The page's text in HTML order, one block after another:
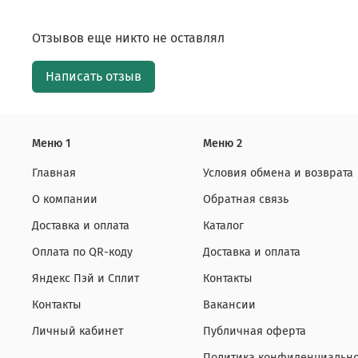
Отзывов еще никто не оставлял
Написать отзыв
Меню 1
Главная
О компании
Доставка и оплата
Оплата по QR-коду
Яндекс Пэй и Сплит
Контакты
Личный кабинет
Меню 2
Условия обмена и возврата
Обратная связь
Каталог
Доставка и оплата
Контакты
Вакансии
Публичная оферта